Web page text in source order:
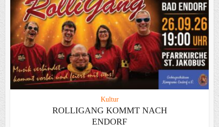
Kultur
ROLLIGANG KOMMT NACH
ENDORF